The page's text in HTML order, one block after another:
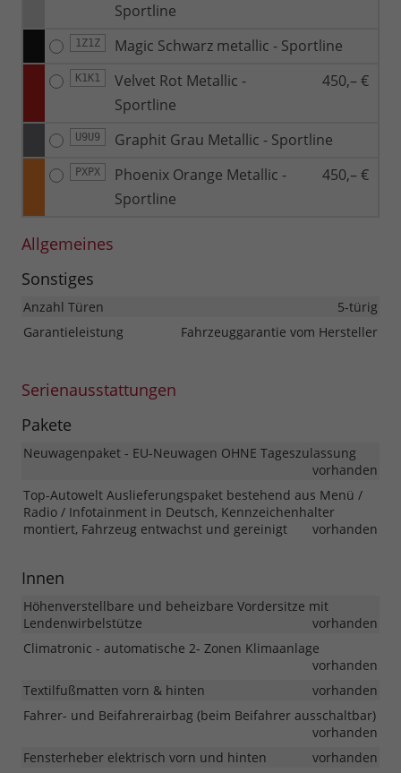
Sportline
1Z1Z Magic Schwarz metallic - Sportline
K1K1
Velvet Rot Metallic -
Sportline
450,– €
U9U9 Graphit Grau Metallic - Sportline
PXPX
Phoenix Orange Metallic -
Sportline
450,– €
Allgemeines
Sonstiges
Anzahl Türen
5-türig
Garantieleistung
Fahrzeuggarantie vom Hersteller
Serienausstattungen
Pakete
Neuwagenpaket - EU-Neuwagen OHNE Tageszulassung
vorhanden
Top-Autowelt Auslieferungspaket bestehend aus Menü /
Radio / Infotainment in Deutsch, Kennzeichenhalter
montiert, Fahrzeug entwachst und gereinigt
vorhanden
Innen
Höhenverstellbare und beheizbare Vordersitze mit
Lendenwirbelstütze
vorhanden
Climatronic - automatische 2- Zonen Klimaanlage
vorhanden
Textilfußmatten vorn & hinten
vorhanden
Fahrer- und Beifahrerairbag (beim Beifahrer ausschaltbar)
vorhanden
Fensterheber elektrisch vorn und hinten
vorhanden